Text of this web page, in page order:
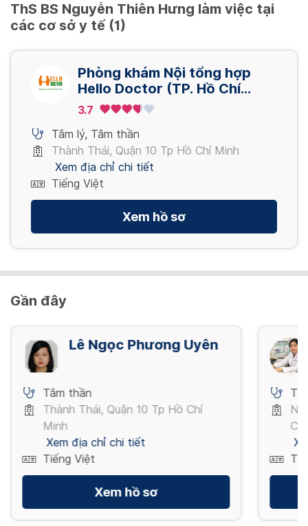
ThS BS Nguyễn Thiên Hưng làm việc tại
các cơ sở y tế (1)
Phòng khám Nội tổng hợp
Hello Doctor (TP. Hồ Chí
Minh)
3.7
Tâm lý, Tâm thần
Thành Thái, Quận 10 Tp Hồ Chí Minh
Xem địa chỉ chi tiết
Tiếng Việt
Xem hồ sơ
Gần đây
Lê Ngọc Phương Uyên
Tâm thần
Thành Thái, Quận 10 Tp Hồ Chí
Minh
Xem địa chỉ chi tiết
Tiếng Việt
Xem hồ sơ